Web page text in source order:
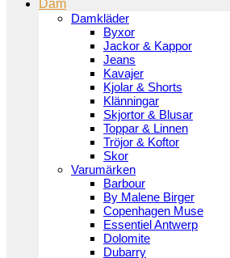
Dam
Damkläder
Byxor
Jackor & Kappor
Jeans
Kavajer
Kjolar & Shorts
Klänningar
Skjortor & Blusar
Toppar & Linnen
Tröjor & Koftor
Skor
Varumärken
Barbour
By Malene Birger
Copenhagen Muse
Essentiel Antwerp
Dolomite
Dubarry